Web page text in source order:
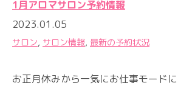
1月アロマサロン予約情報
2023.01.05
サロン, サロン情報, 最新の予約状況
お正月休みから一気にお仕事モードに